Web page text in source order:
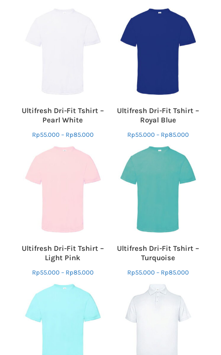
Ultifresh Dri-Fit Tshirt –
Pearl White
Rp55.000 – Rp85.000
Ultifresh Dri-Fit Tshirt –
Royal Blue
Rp55.000 – Rp85.000
Ultifresh Dri-Fit Tshirt –
Light Pink
Rp55.000 – Rp85.000
Ultifresh Dri-Fit Tshirt –
Turquoise
Rp55.000 – Rp85.000